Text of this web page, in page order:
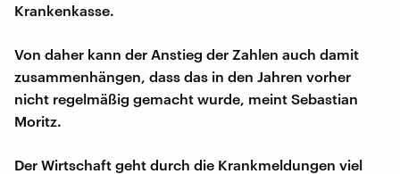
Krankenkasse.
Von daher kann der Anstieg der Zahlen auch damit
zusammenhängen, dass das in den Jahren vorher
nicht regelmäßig gemacht wurde, meint Sebastian
Moritz.
Der Wirtschaft geht durch die Krankmeldungen viel